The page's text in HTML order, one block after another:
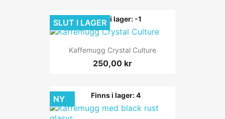
Finns i lager: -1
Kaffemugg Crystal Culture
250,00 kr
SLUT I LAGER
Finns i lager: 4
NY